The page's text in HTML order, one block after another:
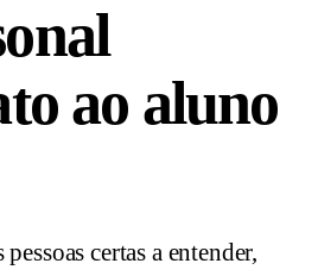
ao aluno
certas a entender,